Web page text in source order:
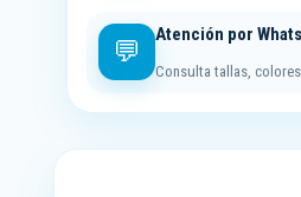
💬
Atención por
Consulta tallas,